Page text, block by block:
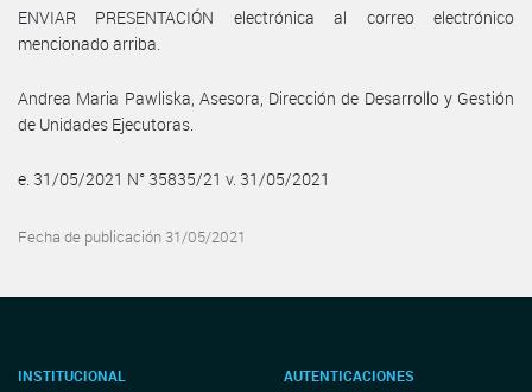
ENVIAR PRESENTACIÓN electrónica al correo electrónico
mencionado arriba.
Andrea Maria Pawliska, Asesora, Dirección de Desarrollo y Gestión
de Unidades Ejecutoras.
e. 31/05/2021 N° 35835/21 v. 31/05/2021
Fecha de publicación 31/05/2021
INSTITUCIONAL AUTENTICACIONES